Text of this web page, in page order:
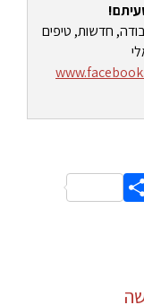
חדשות, טיפים
Share